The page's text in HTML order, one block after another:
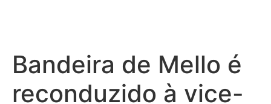
Bandeira de Mello é
reconduzido à vice-